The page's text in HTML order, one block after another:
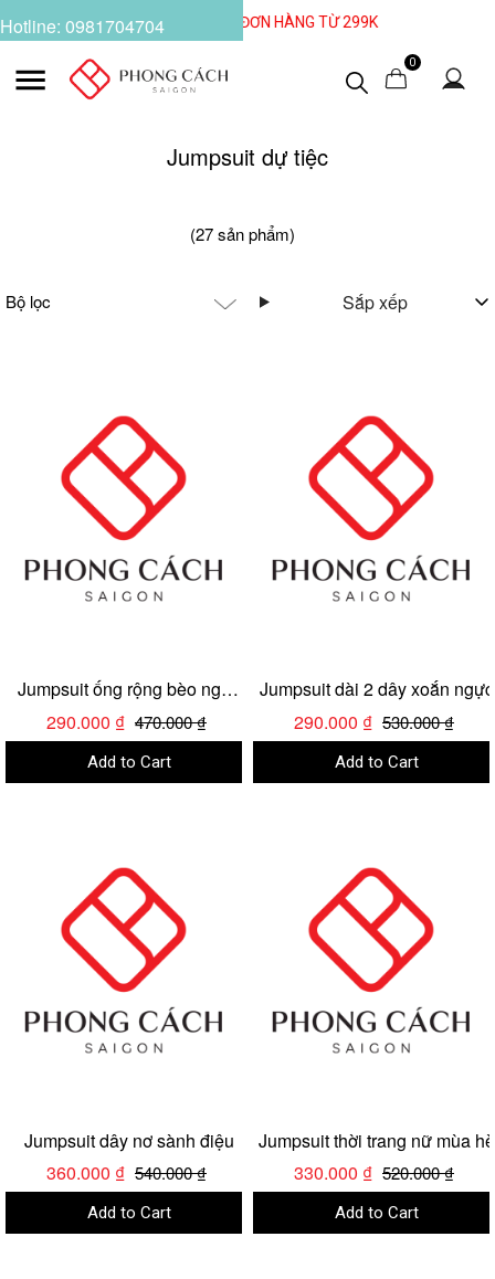
Hotline: 0981704704
NHẬN VOUCHER 50K CHO ĐƠN HÀNG TỪ 299K
0
(27 sản phẩm)
Sắp xếp
Jumpsuit dự tiệc
Bộ lọc
Jumpsuit ống rộng bèo ngực
mặc 2 kiểu
290.000 ₫ 470.000 ₫
Add to Cart
Jumpsuit dài 2 dây xoắn ngực
290.000 ₫ 530.000 ₫
Add to Cart
Jumpsuit dây nơ sành điệu
360.000 ₫ 540.000 ₫
Add to Cart
Jumpsuit thời trang nữ mùa hè
330.000 ₫ 520.000 ₫
Add to Cart